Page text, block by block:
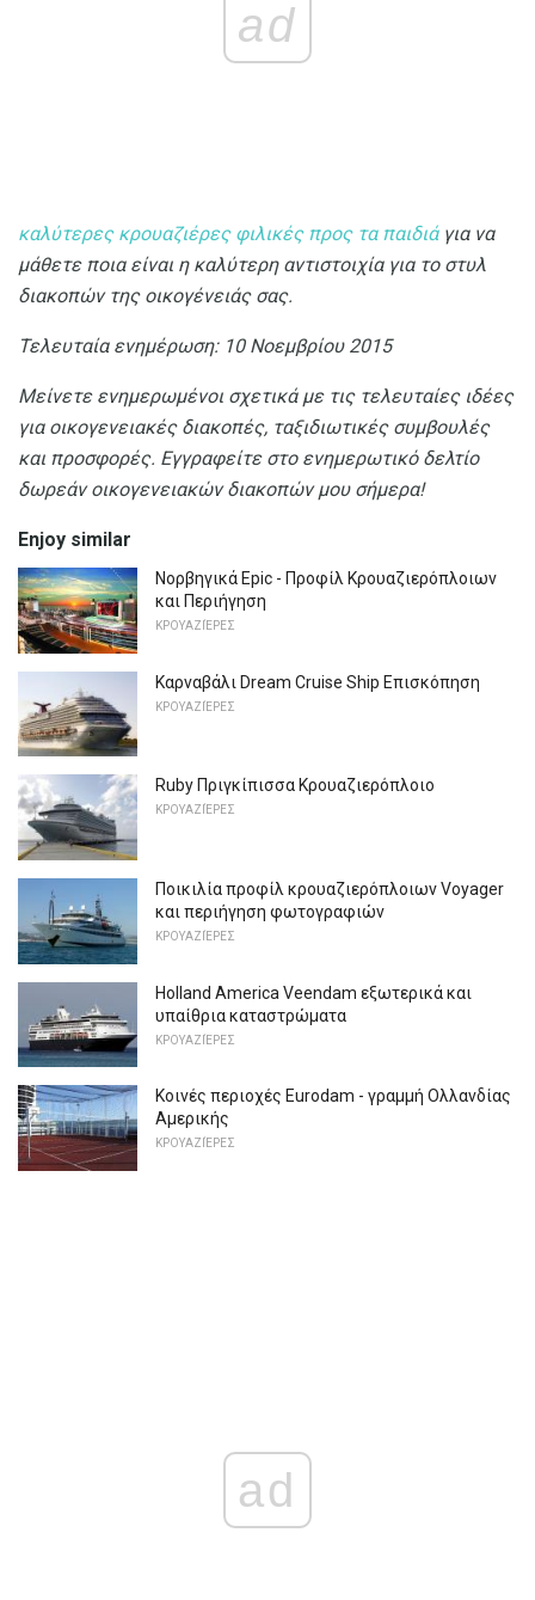
ad
καλύτερες κρουαζιέρες φιλικές προς τα παιδιάγια να
μάθετε ποια είναι η καλύτερη αντιστοιχία για το στυλ
διακοπών της οικογένειάς σας.
Τελευταία ενημέρωση: 10 Νοεμβρίου 2015
Μείνετε ενημερωμένοι σχετικά με τις τελευταίες ιδέες
για οικογενειακές διακοπές, ταξιδιωτικές συμβουλές
και προσφορές. Εγγραφείτε στο ενημερωτικό δελτίο
δωρεάν οικογενειακών διακοπών μου σήμερα!
Enjoy similar
Νορβηγικά Epic - Προφίλ Κρουαζιερόπλοιων
και Περιήγηση
ΚΡΟΥΑΖΙΈΡΕΣ
Καρναβάλι Dream Cruise Ship Επισκόπηση
ΚΡΟΥΑΖΙΈΡΕΣ
Ruby Πριγκίπισσα Κρουαζιερόπλοιο
ΚΡΟΥΑΖΙΈΡΕΣ
Ποικιλία προφίλ κρουαζιερόπλοιων Voyager
και περιήγηση φωτογραφιών
ΚΡΟΥΑΖΙΈΡΕΣ
Holland America Veendam εξωτερικά και
υπαίθρια καταστρώματα
ΚΡΟΥΑΖΙΈΡΕΣ
Κοινές περιοχές Eurodam - γραμμή Ολλανδίας
Αμερικής
ΚΡΟΥΑΖΙΈΡΕΣ
ad